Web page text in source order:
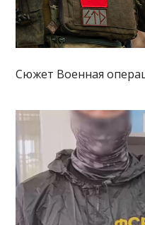
Сюжет Военная